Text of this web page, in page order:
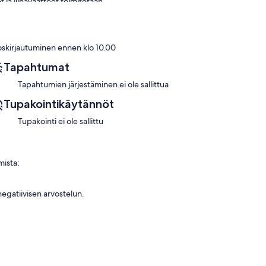
niemimaalla Paddle Steamer P. S.: n aluksella.
valtamereen.
ihastuttavasta Goolwan
Goolwa Beachin energinen surffata vain lyhyen
ennen klo 10.00
Tapahtumat
Tapahtumien järjestäminen ei ole sallittua
Tupakointikäytännöt
Tupakointi ei ole sallittu
arvostelun.